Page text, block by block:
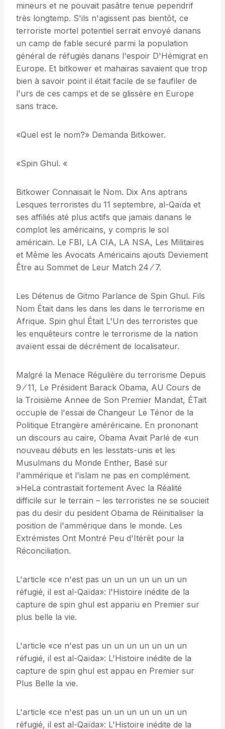
mineurs et ne pouvait pasâtre tenue pependrif
très longtemp. S'ils n'agissent pas bientôt, ce
terroriste mortel potentiel serrait envoyé danans
un camp de fable securé parmi la population
général de réfugiés danans l'espoir D'Hémigrat en
Europe. Et bitkower et mahairas savaient que trop
bien à savoir point il était facile de se faufiler de
l'urs de ces camps et de se glissère en Europe
sans trace.
«Quel est le nom?» Demanda Bitkower.
«Spin Ghul. «
Bitkower Connaisait le Nom. Dix Ans aptrans
Lesques terroristes du 11 septembre, al-Qaïda et
ses affiliés até plus actifs que jamais danans le
complot les américains, y compris le sol
américain. Le FBI, LA CIA, LA NSA, Les Militaires
et Même les Avocats Américains ajouts Deviement
Être au Sommet de Leur Match 24 ⁄ 7.
Les Détenus de Gitmo Parlance de Spin Ghul. Fils
Nom Était dans les dans les dans le terrorisme en
Afrique. Spin ghul Était L'Un des terroristes que
les enquêteurs contre le terrorisme de la nation
avaïent essai de décrément de localisateur.
Malgré la Menace Régulière du terrorisme Depuis
9 ⁄ 11, Le Président Barack Obama, AU Cours de
la Troisième Annee de Son Premier Mandat, ÉTait
occuple de l'essai de Changeur Le Ténor de la
Politique Etrangère améréricaine. En prononant
un discours au caire, Obama Avait Parlé de «un
nouveau débuts en les lesstats-unis et les
Musulmans du Monde Enther, Basé sur
l'ammérique et l'islam ne pas en complément.
»HeLa contrastait fortement Avec la Réalité
difficile sur le terrain – les terroristes ne se soucieit
pas du desir du pesident Obama de Réinitialiser la
position de l'ammérique dans le monde. Les
Extrémistes Ont Montré Peu d'Itérêt pour la
Réconciliation.
L'article «ce n'est pas un un un un un un un
réfugié, il est al-Qaïda»: l'Histoire inédite de la
capture de spin ghul est appariu en Premier sur
plus belle la vie.
L'article «ce n'est pas un un un un un un un
réfugié, il est al-Qaïda»: L'Histoire inédite de la
capture de spin ghul est appau en Premier sur
Plus Belle la vie.
L'article «ce n'est pas un un un un un un un
réfugié, il est al-Qaïda»: L'Histoire inédite de la